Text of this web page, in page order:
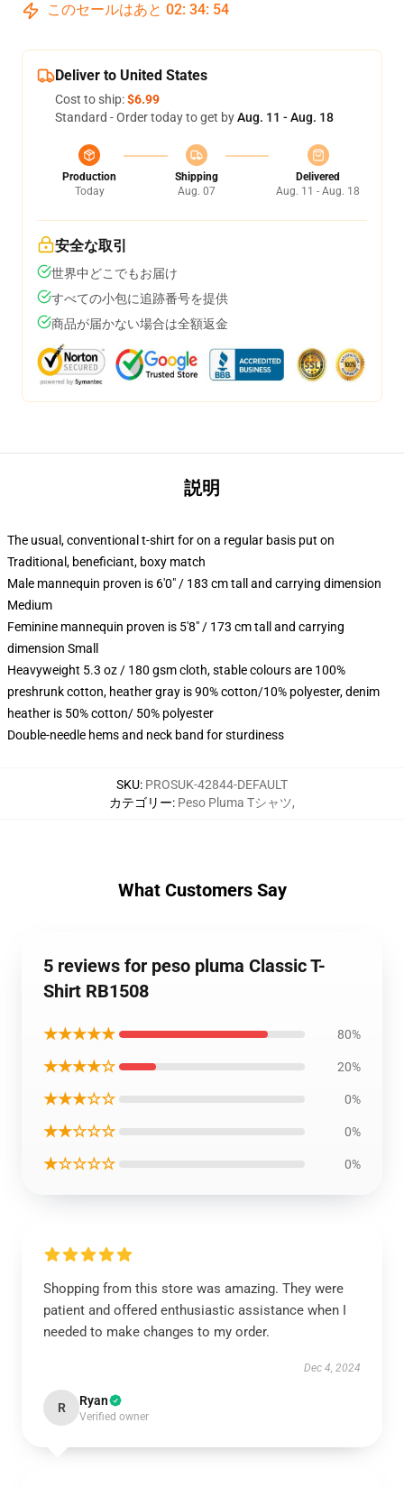
このセールはあと 02: 34: 54
Deliver to United States
Cost to ship:$6.99
Standard - Order today to get byAug. 11 - Aug. 18
Production
Today
Shipping
Aug. 07
Delivered
Aug. 11 - Aug. 18
安全な取引
世界中どこでもお届け
すべての小包に追跡番号を提供
商品が届かない場合は全額返金
説明
The usual, conventional t-shirt for on a regular basis put on
Traditional, beneficiant, boxy match
Male mannequin proven is 6'0" / 183 cm tall and carrying dimension
Medium
Feminine mannequin proven is 5'8" / 173 cm tall and carrying
dimension Small
Heavyweight 5.3 oz / 180 gsm cloth, stable colours are 100%
preshrunk cotton, heather gray is 90% cotton/10% polyester, denim
heather is 50% cotton/ 50% polyester
Double-needle hems and neck band for sturdiness
SKU: PROSUK-42844-DEFAULT
カテゴリー: Peso Pluma Tシャツ,
What Customers Say
5 reviews for peso pluma Classic T-
Shirt RB1508
★★★★★ 80%
★★★★☆ 20%
★★★☆☆ 0%
★★☆☆☆ 0%
★☆☆☆☆ 0%
Shopping from this store was amazing. They were
patient and offered enthusiastic assistance when I
needed to make changes to my order.
Dec 4, 2024
R Ryan
Verified owner